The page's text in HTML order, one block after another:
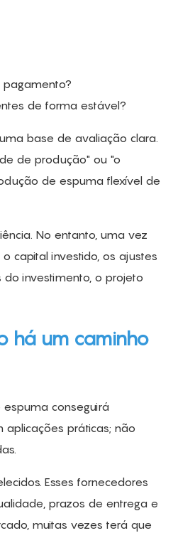
de forma estável?
base de avaliação clara.
de produção" ou "o
de espuma flexível de
No entanto, uma vez
capital investido, os ajustes
investimento, o projeto
há um caminho
conseguirá
práticas; não
Esses fornecedores
prazos de entrega e
muitas vezes terá que